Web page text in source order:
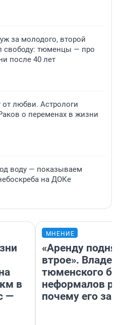
за молодого, второй
свободу: тюменцы — про
после 40 лет
от любви. Астрологи
о переменах в жизни
воду — показываем
на ДОКе
в
—
МНЕНИЕ
«Аренду
втрое».
тюменского
неформалов
почему его